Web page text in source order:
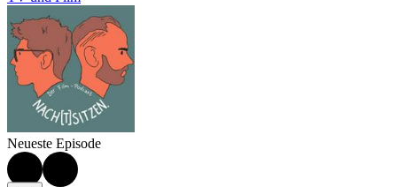
Neueste Episode